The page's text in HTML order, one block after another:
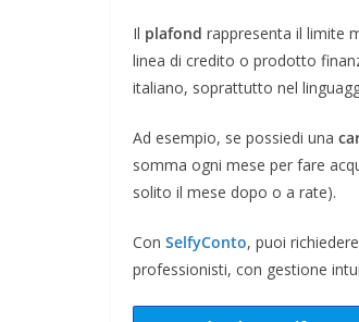
Il plafond rappresenta il limite
linea di credito o prodotto
italiano, soprattutto nel
Ad esempio, se possiedi una
somma ogni mese per fare
solito il mese dopo o a rate).
Con SelfyConto, puoi
professionisti, con gestione